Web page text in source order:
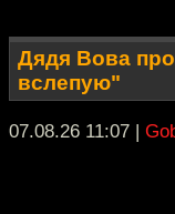
Дядя Вова
вслепую"
07.08.26 11:07 |